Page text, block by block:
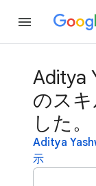
Aditya
のス
した。
Aditya
示